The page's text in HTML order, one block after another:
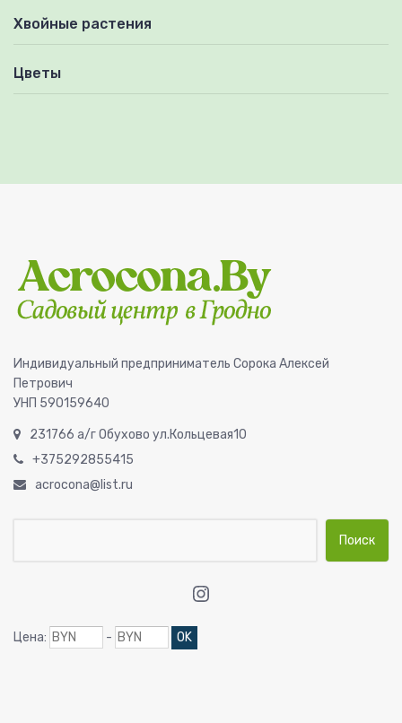
Хвойные растения
Цветы
Индивидуальный предприниматель Сорока Алексей
Петрович
УНП 590159640
231766 а/г Обухово ул.Кольцевая10
+375292855415
acrocona@list.ru
Instagram
Цена: -